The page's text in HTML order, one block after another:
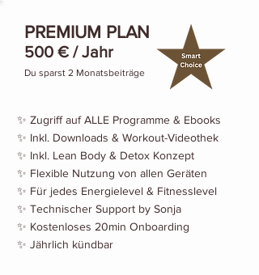
PREMIUM PLAN
500 € / Jahr
Du sparst 2 Monatsbeiträge
✨ Zugriff auf ALLE Programme & Ebooks
✨ Inkl. Downloads & Workout-Videothek
✨ Inkl. Lean Body & Detox Konzept
✨ Flexible Nutzung von allen Geräten
✨ Für jedes Energielevel & Fitnesslevel
✨ Technischer Support by Sonja
✨ Kostenloses 20min Onboarding
✨ Jährlich kündbar